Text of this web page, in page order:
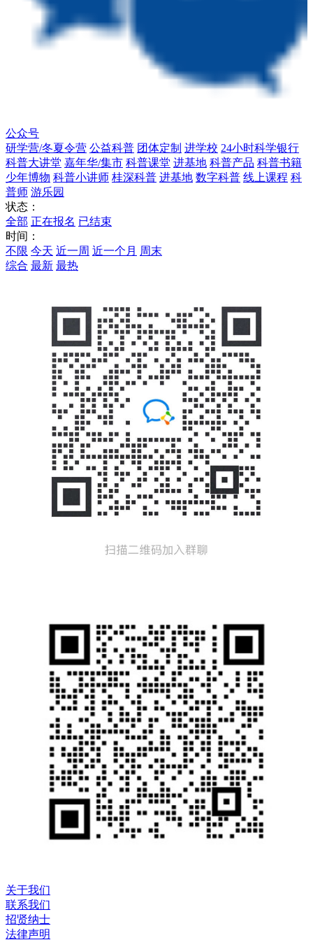
公众号
研学营/冬夏令营 公益科普 团体定制 进学校 24小时科学银行
科普大讲堂 嘉年华/集市 科普课堂 进基地 科普产品 科普书籍
少年博物 科普小讲师 桂深科普 进基地 数字科普 线上课程 科
普师 游乐园
状态：
全部 正在报名 已结束
时间：
不限 今天 近一周 近一个月 周末
综合 最新 最热
关于我们
联系我们
招贤纳士
法律声明